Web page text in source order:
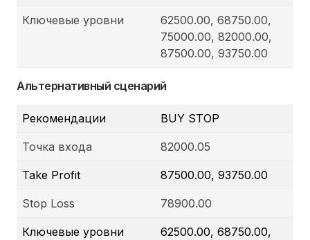
Ключевые уровни
62500.00, 68750.00,
75000.00, 82000.00,
87500.00, 93750.00
Альтернативный сценарий
Рекомендации BUY STOP
Точка входа 82000.05
Take Profit 87500.00, 93750.00
Stop Loss 78900.00
Ключевые уровни
62500.00, 68750.00,